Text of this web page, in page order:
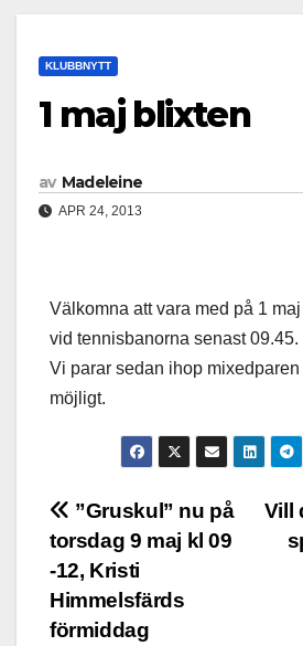
KLUBBNYTT
1 maj blixten
av Madeleine
APR 24, 2013
Välkomna att vara med på 1
vid tennisbanorna senast 09.45.
Vi parar sedan ihop
möjligt.
Vill
”Gruskul” nu på
torsdag 9 maj kl 09
-12, Kristi
Himmelsfärds
förmiddag